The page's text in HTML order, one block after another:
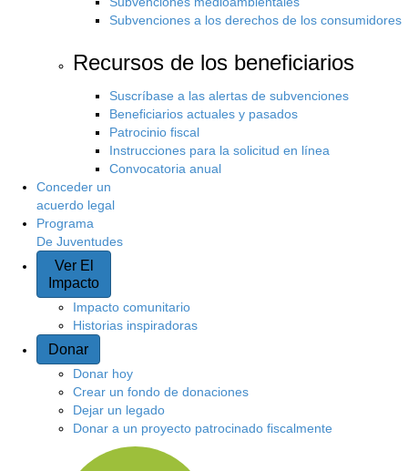
Subvenciones a los derechos de los consumidores
Recursos de los beneficiarios
Suscríbase a las alertas de subvenciones
Beneficiarios actuales y pasados
Patrocinio fiscal
Instrucciones para la solicitud en línea
Convocatoria anual
Conceder un
acuerdo legal
Programa
De Juventudes
Ver El
Impacto
Impacto comunitario
Historias inspiradoras
Donar
Donar hoy
Crear un fondo de donaciones
Dejar un legado
Donar a un proyecto patrocinado fiscalmente
Navegación del sitio